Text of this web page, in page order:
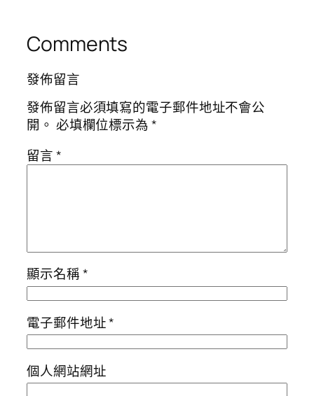
Comments
發佈留言
發佈留言必須填寫的電子郵件地址不會公
開。 必填欄位標示為*
留言*
顯示名稱*
電子郵件地址*
個人網站網址